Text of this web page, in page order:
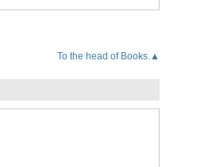
To the head of Books.▲